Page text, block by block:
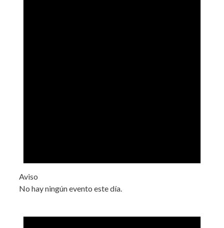
Aviso
No hay ningún evento este día.